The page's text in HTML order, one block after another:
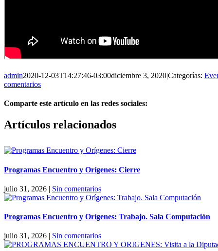
admin2020-12-03T14:27:46-03:00diciembre 3, 2020|Categorías:
comentarios
Comparte este artículo en las redes sociales:
Facebook
X
Reddit
LinkedIn
Pinterest
Vk
Artículos relacionados
Programas Encuentro y Orígenes: Cierre
julio 31, 2026 | Sin comentarios
Programas Encuentro y Orígenes: Trabajo. Sala Computación
julio 31, 2026 | Sin comentarios